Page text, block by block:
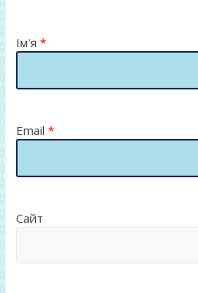
Ім'я *
Email *
Сайт